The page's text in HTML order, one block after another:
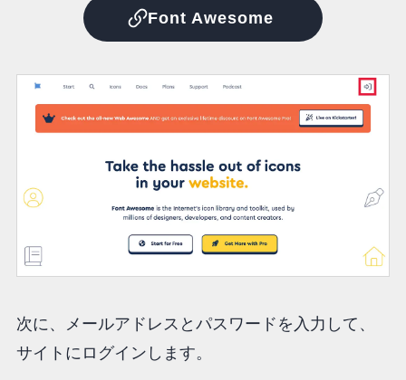
Font Awesome
次に、メールアドレスとパスワードを入力して、
サイトにログインします。